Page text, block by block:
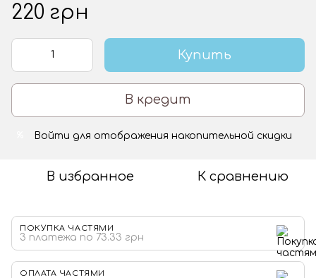
220 грн
Купить
В кредит
Войти для отображения накопительной скидки
В избранное К сравнению
ПОКУПКА ЧАСТЯМИ
3 платежа по 73.33 грн
ОПЛАТА ЧАСТЯМИ